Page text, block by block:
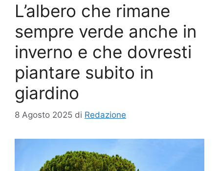
L’albero che rimane
sempre verde anche in
inverno e che dovresti
piantare subito in
giardino
8 Agosto 2025 di Redazione